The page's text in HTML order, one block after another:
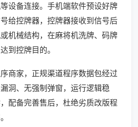
设备连接。手机端软件预设好牌
给控牌器，控牌器接收到信号后
机械结构，在麻将机洗牌、码牌
到控牌目的。
商家，正规渠道程序数据包经过
洞、无强制弹窗，运行逻辑稳
配备完善售后，杜绝劣质改版程